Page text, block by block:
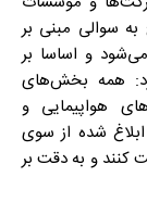
سوالی مبنی بر
و اساسا بر
همه بخش‌های
هواپیمایی و
شده از سوی
کنند و به دقت بر